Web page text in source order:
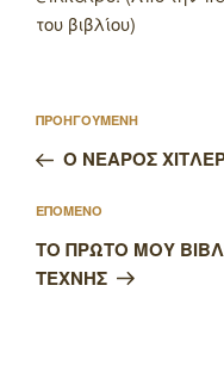
του βιβλίου)
άρθρων
Προηγούμενο
άρθρο
ΠΡΟΗΓΟΥΜΕΝΗ
Ο ΝΕΑΡΟΣ
Επόμενο
άρθρο
ΕΠΟΜΕΝΟ
ΤΟ ΠΡΩΤΟ ΜΟΥ
ΤΕΧΝΗΣ